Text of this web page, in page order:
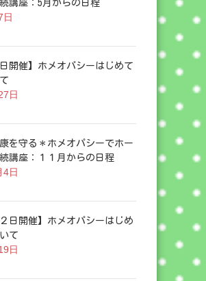
講座：5月からの日程
日
日開催】ホメオパシーはじめて
日
康を守る＊ホメオパシーでホー
講座：１１月からの日程
4日
２日開催】ホメオパシーはじめ
て
日